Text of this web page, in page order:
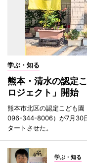
学ぶ・知る
熊本・清水の認定
ロジェクト」開始
熊本市北区の認定こども園
096-344-8006）が7月30
タートさせた。
学ぶ・知る